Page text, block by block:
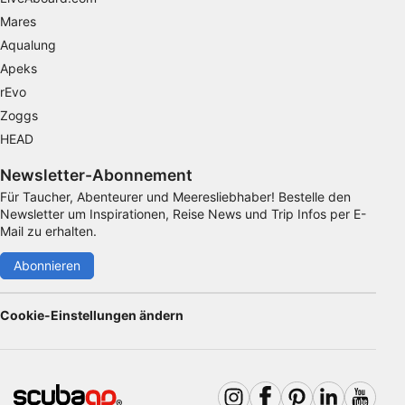
Mares
Aqualung
Apeks
rEvo
Zoggs
HEAD
Newsletter-Abonnement
Für Taucher, Abenteurer und Meeresliebhaber! Bestelle den
Newsletter um Inspirationen, Reise News und Trip Infos per E-
Mail zu erhalten.
Abonnieren
Cookie-Einstellungen ändern
Messung der Performance von Inhalten
Analyse von Zielgruppen durch Statistiken
oder Kombinationen von Daten aus
Entwicklung und Verbesserung der
Angebote
Verwendung reduzierter Daten zur Auswahl
von Inhalten
IAB-Besonderheiten:
Geräte anhand von aktiv angeforderten
Performance